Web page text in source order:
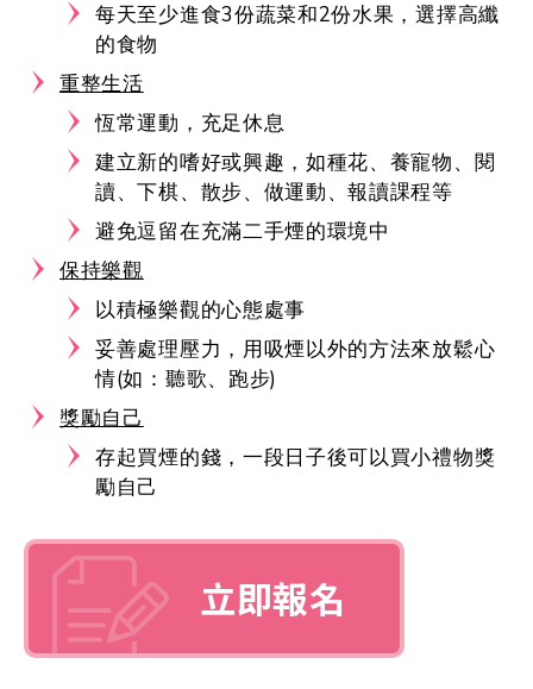
每天至少進食3份蔬菜和2份水果，選擇高纖
的食物
重整生活
恆常運動，充足休息
建立新的嗜好或興趣，如種花、養寵物、閱
讀、下棋、散步、做運動、報讀課程等
避免逗留在充滿二手煙的環境中
保持樂觀
以積極樂觀的心態處事
妥善處理壓力，用吸煙以外的方法來放鬆心
情(如：聽歌、跑步)
獎勵自己
存起買煙的錢，一段日子後可以買小禮物獎
勵自己
立即報名